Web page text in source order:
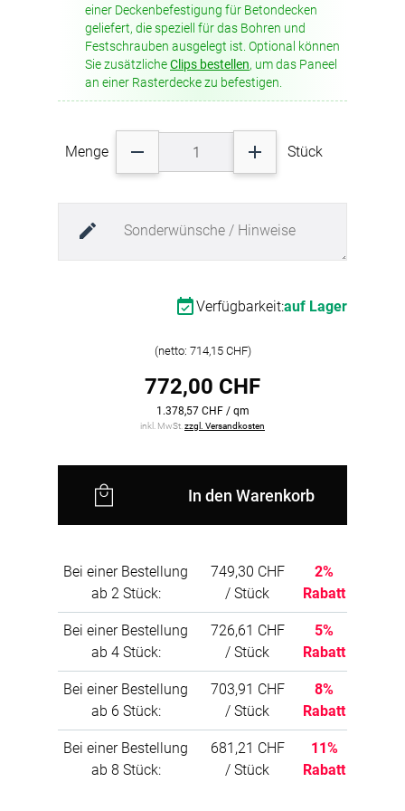
Hochwertige Komponenten:
Im Lieferumfang enthalten sind ein Abhängeset
zur Deckenmontage sowie eine integrierte LED-
Einbaulampe. Diese Lampe besteht aus einem
einem matten Polycarbonat-Diffusor. Der
verbaute LED-Streifen (Typ 5050) bietet eine
angenehme und gleichmässige Ausleuchtung
am Paneel sorgt dabei für eine perfekte
Schutzklasse: Klasse II für zusätzliche
Sicherheit
Abhängeset mit 3 Meter langen
Metallkabeln
diese problemlos durch handelsübliche
Brummen während des Betriebs.
Die im Set enthaltenen LEDs sind
standardmässig nicht dimmbar. Allerdings
können in Deutschland dimmbare LEDs
Wir bieten auch die Option an, das
Akustikpaneel ohne Lampen zu liefern,
besonders für den US-Markt, wo andere
elektrische Spezifikationen (z.B. abweichende
Spannung) und UL-Zertifizierungen benötigt
Breite: 400mm
Höhe: 45mm
Länge: 1.400mm
Farbbezeichnung: Schwarz 0651
Farbgruppe: schwarz
Materialart: Polyestervlies
aw-Wert: 1
Schallabsorptionsklasse: A
einer Deckenbefestigung für Betondecken
geliefert, die speziell für das Bohren und
Festschrauben ausgelegt ist. Optional können
Sie zusätzlicheClips bestellen, um das Paneel
an einer Rasterdecke zu befestigen.
Menge Stück
Verfügbarkeit:auf Lager
(netto: 714,15 CHF)
772,00 CHF
1.378,57 CHF / qm
inkl. MwSt.zzgl. Versandkosten
In den Warenkorb
Bei einer Bestellung
ab 2 Stück:
749,30 CHF
/ Stück
2%
Rabatt
Bei einer Bestellung
ab 4 Stück:
726,61 CHF
/ Stück
5%
Rabatt
Bei einer Bestellung
ab 6 Stück:
703,91 CHF
/ Stück
8%
Rabatt
Bei einer Bestellung
ab 8 Stück:
681,21 CHF
/ Stück
11%
Rabatt